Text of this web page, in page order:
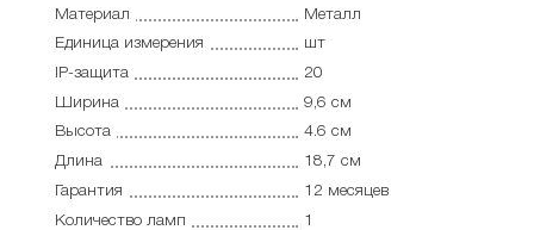
Материал
Металл
Единица измерения
шт
IP-защита
20
Ширина
9,6 см
Высота
4.6 см
Длина
18,7 см
Гарантия
12 месяцев
Количество ламп
1